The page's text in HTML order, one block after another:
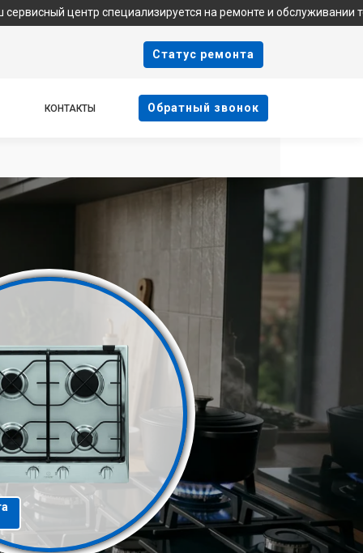
специализируется на ремонте и обслуживании техники
Cтатус ремонта
КОНТАКТЫ Oбратный звонок